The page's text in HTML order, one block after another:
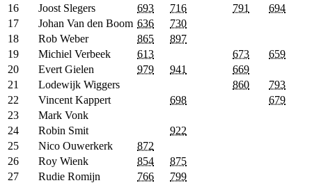
16
Joost Slegers 693 716 791
694
17
Johan Van den Boom 636
730
18
Rob Weber 865
897
19
Michiel Verbeek 613 673
659
20
Evert Gielen 979 941
669
21
Lodewijk Wiggers 860
793
22
Vincent Kappert 698
679
23
Mark Vonk
24
Robin Smit
922
25
Nico Ouwerkerk
872
26
Roy Wienk 854
875
27
Rudie Romijn 766
799